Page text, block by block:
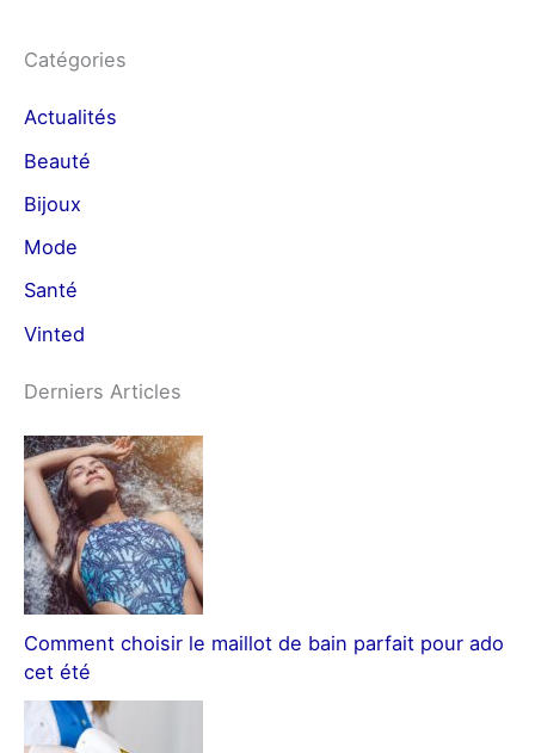
Catégories
Actualités
Beauté
Bijoux
Mode
Santé
Vinted
Derniers Articles
Comment choisir le maillot de bain parfait pour ado
cet été